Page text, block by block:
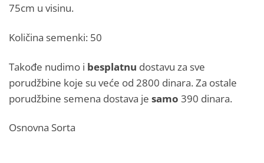
75cm u visinu.
Količina semenki: 50
Takođe nudimo i besplatnu dostavu za sve
porudžbine koje su veće od 2800 dinara. Za ostale
porudžbine semena dostava je samo 390 dinara.
Osnovna Sorta